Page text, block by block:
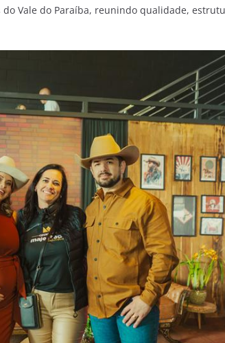
Vale do Paraíba, reunindo qualidade,